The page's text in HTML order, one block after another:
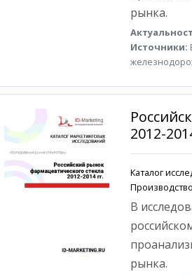
рынка.
Источники:
2012-
Каталог
В
рынка.